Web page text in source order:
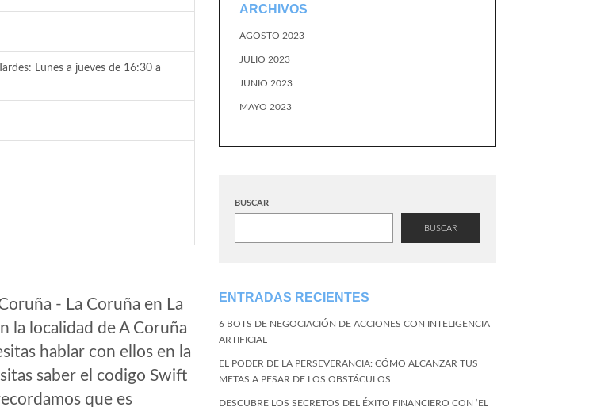
Lunes a jueves de 16:30 a
- La Coruña en La
la localidad de A Coruña
hablar con ellos en la
saber el codigo Swift
que es
ARCHIVOS
AGOSTO 2023
JULIO 2023
JUNIO 2023
MAYO 2023
BUSCAR
BUSCAR
ENTRADAS RECIENTES
6 BOTS DE NEGOCIACIÓN DE ACCIONES CON INTELIGENCIA
ARTIFICIAL
EL PODER DE LA PERSEVERANCIA: CÓMO ALCANZAR TUS
METAS A PESAR DE LOS OBSTÁCULOS
DESCUBRE LOS SECRETOS DEL ÉXITO FINANCIERO CON ‘EL